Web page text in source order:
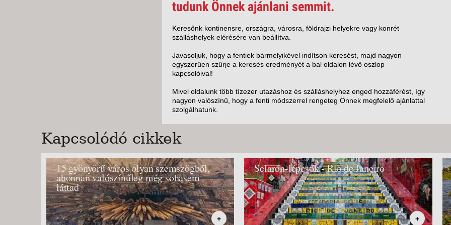
KÖZVETLEN
TENGERPARTI
SZÁLLODÁK
CSÚSZDÁVAL
BUDAVÁR TOURS
tudunk Önnek ajánlani semmit.
Keresőnk kontinensre, országra, városra, földrajzi helyekre vagy konrét
szálláshelyek elérésére van beállítva.
Javasoljuk, hogy a fentiek bármelyikével indítson keresést, majd nagyon
egyszerűen szűrje a keresés eredményét a bal oldalon lévő oszlop
kapcsolóival!
Mivel oldalunk több tízezer utazáshoz és szálláshelyhez enged hozzáférést, így
nagyon valószínű, hogy a fenti módszerrel rengeteg Önnek megfelelő ajánlattal
szolgálhatunk.
Kapcsolódó cikkek
15 gyönyörű város olyan szemszögből,
ahonnan valószínűleg még sohasem
láttad
+
Selarón-lépcsők - Rio de Janeiro
+